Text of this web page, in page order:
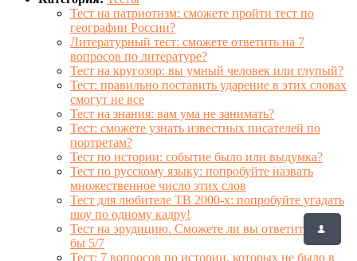
Тест на патриотизм: сможете пройти тест по
географии России?
Литературный тест: сможете ответить на 7
вопросов по литературе?
Тест на кругозор: вы умный человек или глупый?
Тест: правильно поставить ударение в этих словах
смогут не все
Тест на знания: вам ума не занимать?
Тест: сможете узнать известных писателей по
портретам?
Тест по истории: событие было или выдумка?
Тест по русскому языку: попробуйте назвать
множественное число этих слов
Тест для любителе ТВ 2000-х: попробуйте угадать
шоу по одному кадру!
Тест на эрудицию. Сможете ли вы ответить хотя
бы 5/7
Тест: 7 вопросов по истории, которых не было в